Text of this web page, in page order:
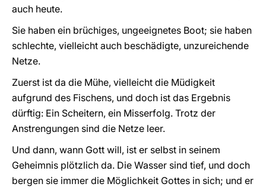
auch heute.
Sie haben ein brüchiges, ungeeignetes Boot; sie haben
schlechte, vielleicht auch beschädigte, unzureichende
Netze.
Zuerst ist da die Mühe, vielleicht die Müdigkeit
aufgrund des Fischens, und doch ist das Ergebnis
dürftig: Ein Scheitern, ein Misserfolg. Trotz der
Anstrengungen sind die Netze leer.
Und dann, wann Gott will, ist er selbst in seinem
Geheimnis plötzlich da. Die Wasser sind tief, und doch
bergen sie immer die Möglichkeit Gottes in sich; und er